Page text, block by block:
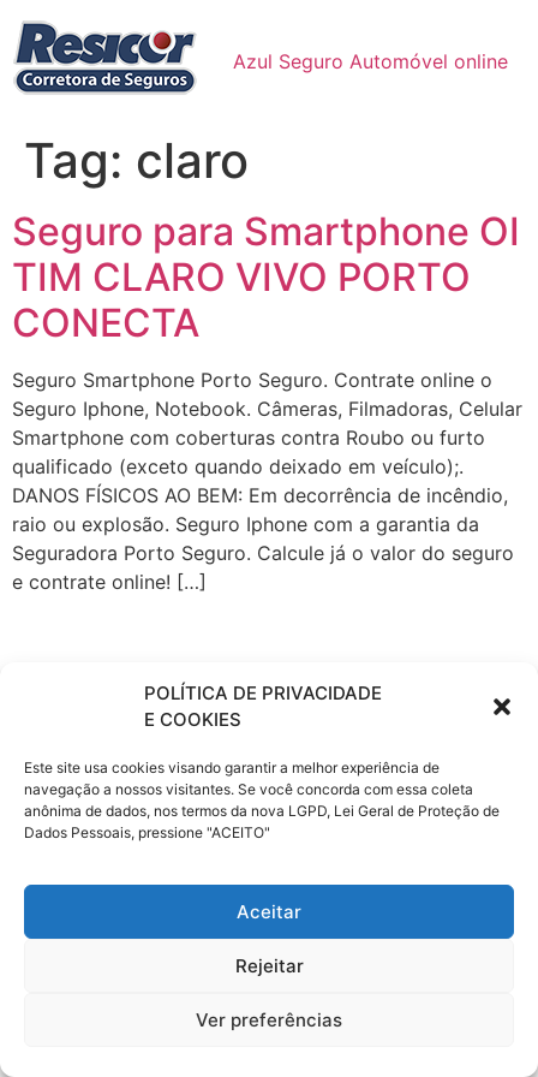
POLÍTICA DE PRIVACIDADE
E COOKIES
Este site usa cookies visando garantir a melhor experiência de
navegação a nossos visitantes. Se você concorda com essa coleta
anônima de dados, nos termos da nova LGPD, Lei Geral de Proteção de
Dados Pessoais, pressione "ACEITO"
Aceitar
Rejeitar
Ver preferências
para
conteúdo
Azul Seguro Automóvel online
Tag: claro
Seguro para Smartphone OI
TIM CLARO VIVO PORTO
CONECTA
Seguro Smartphone Porto Seguro. Contrate online o
Seguro Iphone, Notebook. Câmeras, Filmadoras, Celular
Smartphone com coberturas contra Roubo ou furto
qualificado (exceto quando deixado em veículo);.
DANOS FÍSICOS AO BEM: Em decorrência de incêndio,
raio ou explosão. Seguro Iphone com a garantia da
Seguradora Porto Seguro. Calcule já o valor do seguro
e contrate online! […]